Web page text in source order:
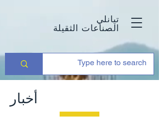
تيانلي
الصناعات الثقيلة
أخبار